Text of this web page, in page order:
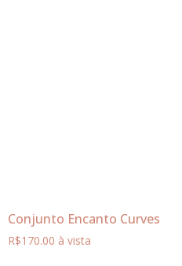
Conjunto Encanto Curves
R$170.00 à vista